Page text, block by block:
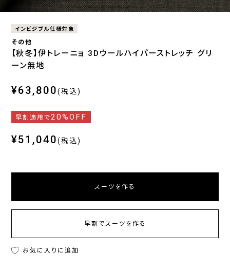
インビジブル仕様対象
その他
【秋冬】伊トレーニョ 3Dウールハイパーストレッチ グリ
ーン無地
¥63,800(税込)
早割適用で20%OFF
¥51,040(税込)
スーツを作る
早割でスーツを作る
お気に入りに追加